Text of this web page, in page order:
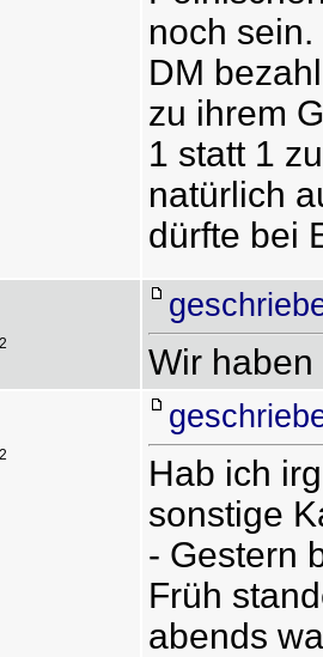
noch
DM
zu ihrem
1 statt 1
natürlich
dürfte bei
Wir
Hab ich
sonstige
- Gestern
Früh
abends